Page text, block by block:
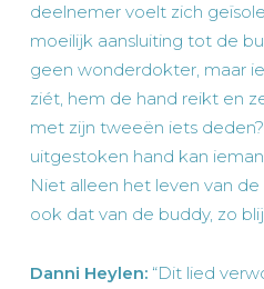
deelnemer voelt zich
moeilijk aansluiting tot de
geen wonderdokter, maar
ziét, hem de hand reikt en
met zijn tweeën iets
uitgestoken hand kan
Niet alleen het leven van
ook dat van de buddy, zo
Danni Heylen: “Dit lied